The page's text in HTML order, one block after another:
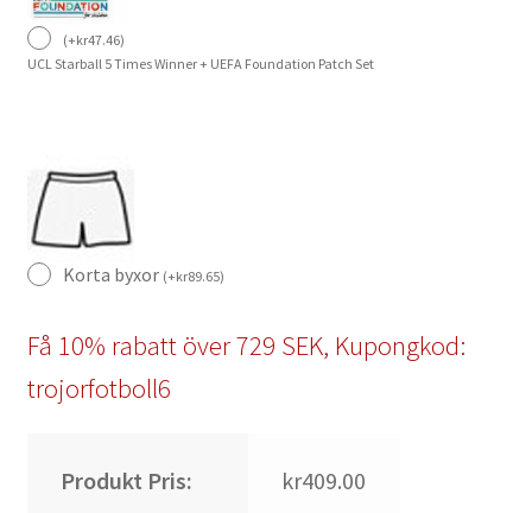
(+kr47.46)
UCL Starball 5 Times Winner + UEFA Foundation Patch Set
Korta byxor (+kr89.65)
Få 10% rabatt över 729 SEK, Kupongkod:
trojorfotboll6
Produkt Pris: kr409.00